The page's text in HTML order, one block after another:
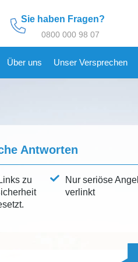
Sie haben Fragen?
0800 000 98 07
Über uns Unser Versprechen
Antworten
zu
Nur seriöse
verlinkt